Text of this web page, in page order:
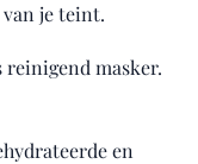
je teint.
masker.
en